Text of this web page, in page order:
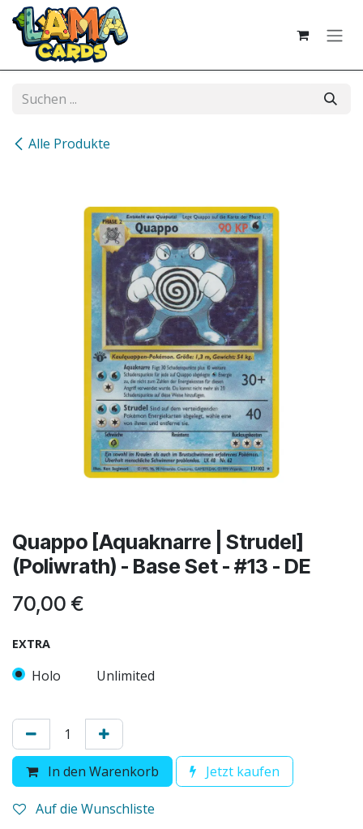
Zum Inhalt springen
Alle Produkte
Quappo [Aquaknarre | Strudel]
(Poliwrath) - Base Set - #13 - DE
70,00 €
EXTRA
Holo Unlimited
In den Warenkorb Jetzt kaufen
Auf die Wunschliste